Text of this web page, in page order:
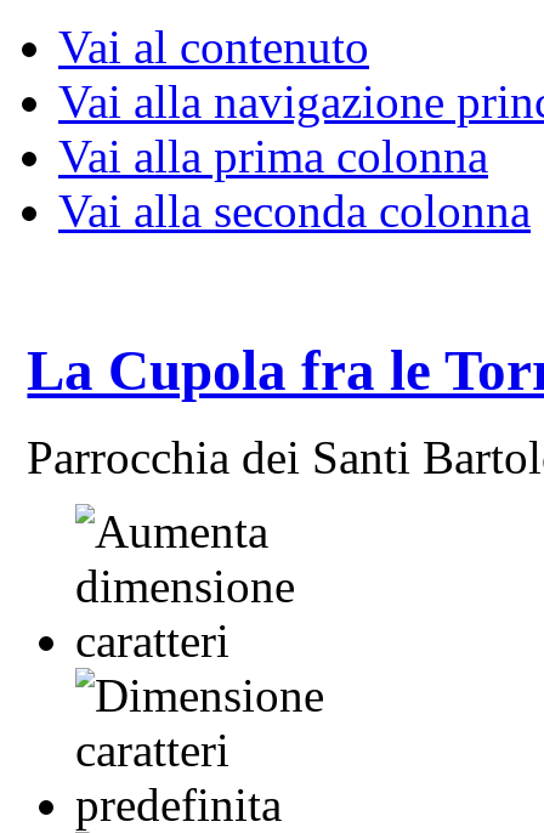
Vai al contenuto
Vai alla navigazione
Vai alla prima colonna
Vai alla seconda colonna
La Cupola fra le
Parrocchia dei Santi